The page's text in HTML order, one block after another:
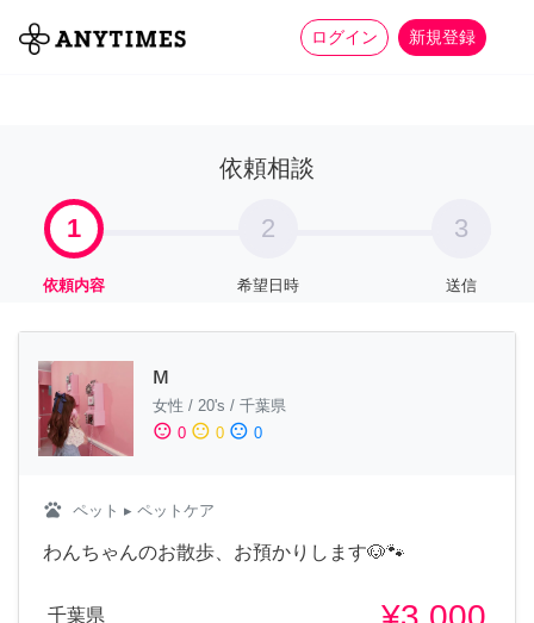
ログイン 新規登録
全て 家事 more_horiz
依頼相談
1
依頼内容
2
希望日時
3
送信
м
女性 / 20's / 千葉県
sentiment_satisfied 0 sentiment_neutral 0 sentiment_dissatisfied 0
pets ペット ▸ ペットケア
わんちゃんのお散歩、お預かりします🐶🐾
千葉県